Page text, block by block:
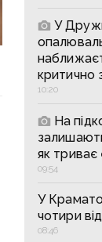
У
критично
10:20
На
як триває
09:54
У
чотири
08:46